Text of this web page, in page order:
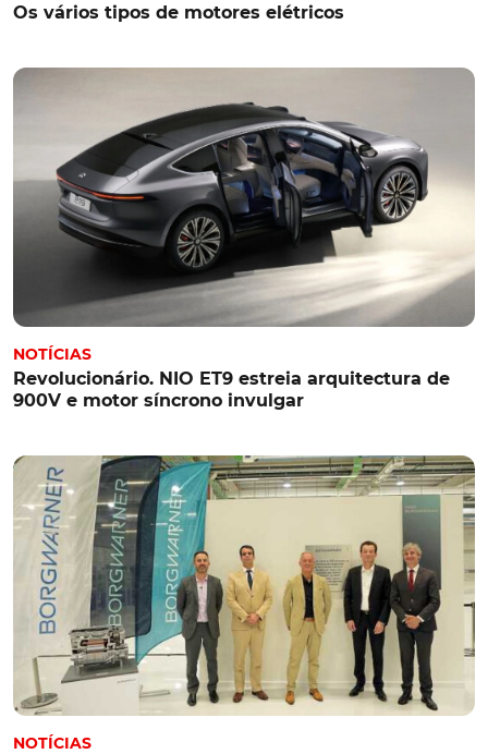
Os vários tipos de motores elétricos
NOTÍCIAS
Revolucionário. NIO ET9 estreia arquitectura de
900V e motor síncrono invulgar
NOTÍCIAS